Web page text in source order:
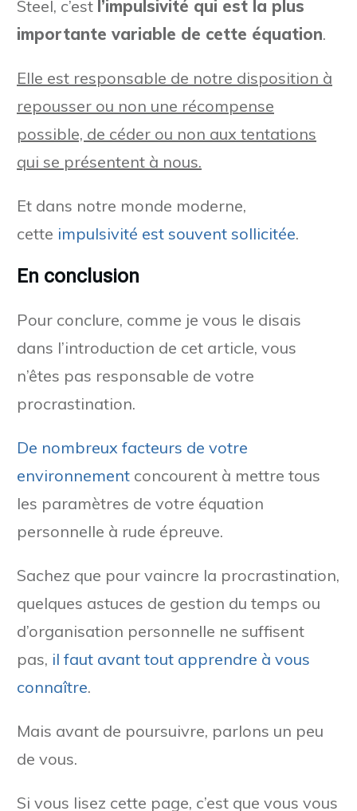
Steel, c’est l’impulsivité qui est la plus
importante variable de cette équation.
Elle est responsable de notre disposition à
repousser ou non une récompense
possible, de céder ou non aux tentations
qui se présentent à nous.
Et dans notre monde moderne,
cette impulsivité est souvent sollicitée.
En conclusion
Pour conclure, comme je vous le disais
dans l’introduction de cet article, vous
n’êtes pas responsable de votre
procrastination.
De nombreux facteurs de votre
environnement concourent à mettre tous
les paramètres de votre équation
personnelle à rude épreuve.
Sachez que pour vaincre la procrastination,
quelques astuces de gestion du temps ou
d’organisation personnelle ne suffisent
pas, il faut avant tout apprendre à vous
connaître.
Mais avant de poursuivre, parlons un peu
de vous.
Si vous lisez cette page, c’est que vous vous